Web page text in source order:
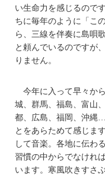
い生命力を感じるので
ちに毎年のように「こ
ら、三線を伴奏に島唄
と頼んでいるのですが
りません。
今年に入って早々か
城、群馬、福島、富山
都、広島、福岡、沖縄
とをあらためて感じま
して音楽。各地に伝わ
習慣の中からでなけれ
います。寒風吹きすさ